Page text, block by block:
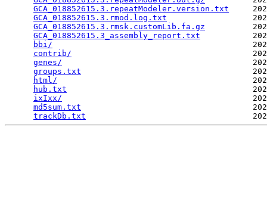
GCA_018852615.3.repeatModeler.version.txt
GCA_018852615.3.rmod.log.txt
GCA_018852615.3.rmsk.customLib.fa.gz
GCA_018852615.3_assembly_report.txt
bbi/
contrib/
genes/
groups.txt
html/
hub.txt
ixIxx/
md5sum.txt
trackDb.txt